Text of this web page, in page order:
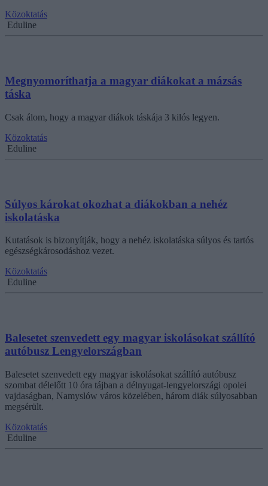
Közoktatás
Eduline
Megnyomoríthatja a magyar diákokat a mázsás
táska
Csak álom, hogy a magyar diákok táskája 3 kilós legyen.
Közoktatás
Eduline
Súlyos károkat okozhat a diákokban a nehéz
iskolatáska
Kutatások is bizonyítják, hogy a nehéz iskolatáska súlyos és tartós
egészségkárosodáshoz vezet.
Közoktatás
Eduline
Balesetet szenvedett egy magyar iskolásokat szállító
autóbusz Lengyelországban
Balesetet szenvedett egy magyar iskolásokat szállító autóbusz
szombat délelőtt 10 óra tájban a délnyugat-lengyelországi opolei
vajdaságban, Namyslów város közelében, három diák súlyosabban
megsérült.
Közoktatás
Eduline